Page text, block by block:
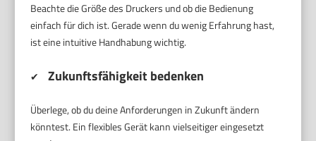
Beachte die Größe des Druckers und ob die Bedienung
einfach für dich ist. Gerade wenn du wenig Erfahrung hast,
ist eine intuitive Handhabung wichtig.
✔ Zukunftsfähigkeit bedenken
Überlege, ob du deine Anforderungen in Zukunft ändern
könntest. Ein flexibles Gerät kann vielseitiger eingesetzt